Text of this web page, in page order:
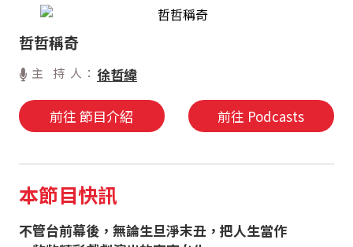
哲哲稱奇
主 持 人： 徐哲緯
前往 節目介紹 前往 Podcasts
本節目快訊
不管台前幕後，無論生旦淨末丑，把人生當作